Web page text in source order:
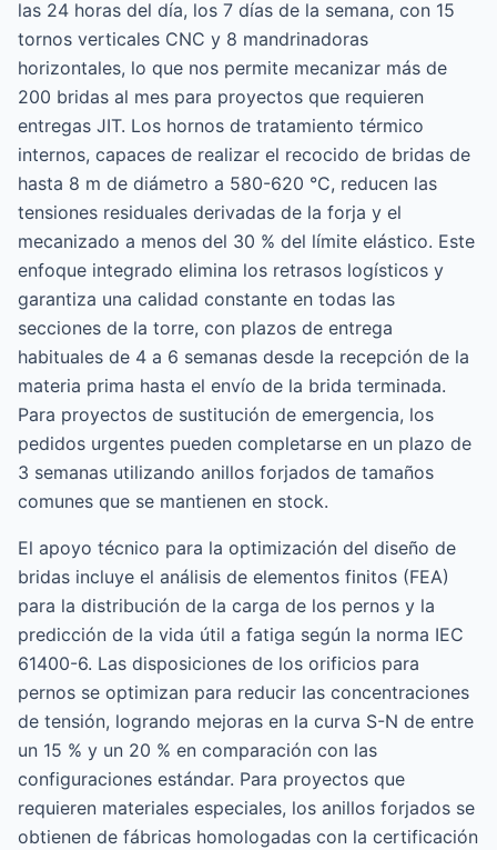
las 24 horas del día, los 7 días de la semana, con 15
tornos verticales CNC y 8 mandrinadoras
horizontales, lo que nos permite mecanizar más de
200 bridas al mes para proyectos que requieren
entregas JIT. Los hornos de tratamiento térmico
internos, capaces de realizar el recocido de bridas de
hasta 8 m de diámetro a 580-620 °C, reducen las
tensiones residuales derivadas de la forja y el
mecanizado a menos del 30 % del límite elástico. Este
enfoque integrado elimina los retrasos logísticos y
garantiza una calidad constante en todas las
secciones de la torre, con plazos de entrega
habituales de 4 a 6 semanas desde la recepción de la
materia prima hasta el envío de la brida terminada.
Para proyectos de sustitución de emergencia, los
pedidos urgentes pueden completarse en un plazo de
3 semanas utilizando anillos forjados de tamaños
comunes que se mantienen en stock.
El apoyo técnico para la optimización del diseño de
bridas incluye el análisis de elementos finitos (FEA)
para la distribución de la carga de los pernos y la
predicción de la vida útil a fatiga según la norma IEC
61400-6. Las disposiciones de los orificios para
pernos se optimizan para reducir las concentraciones
de tensión, logrando mejoras en la curva S-N de entre
un 15 % y un 20 % en comparación con las
configuraciones estándar. Para proyectos que
requieren materiales especiales, los anillos forjados se
obtienen de fábricas homologadas con la certificación